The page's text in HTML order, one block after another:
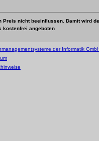
Preis nicht beeinflussen. Damit wird
kostenfrei angeboten
der Informatik